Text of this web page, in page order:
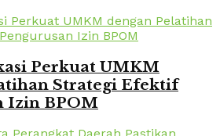
Perkuat UMKM
Strategi Efektif
Izin BPOM